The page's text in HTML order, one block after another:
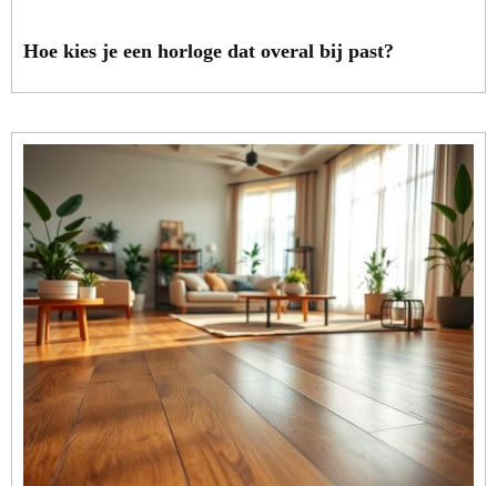
Hoe kies je een horloge dat overal bij past?